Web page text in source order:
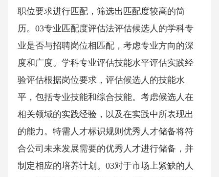
职位要求进行匹配，筛选出匹配度较高的简
历。03专业匹配度评估法评估候选人的学科专
业是否与招聘岗位相匹配，考虑专业方向的深
度和广度。学科专业评估技能水平评估实践经
验评估根据岗位要求，评估候选人的技能水
平，包括专业技能和综合技能。考虑候选人在
相关领域的实践经验，以及在实践中所表现出
的能力。特需人才标识规则优秀人才储备将符
合公司未来发展需要的优秀人才进行储备，并
制定相应的培养计划。03对于市场上紧缺的人